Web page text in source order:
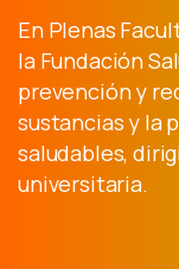
En Plenas
la Fundación
prevención y
sustancias y la
saludables,
universitaria.